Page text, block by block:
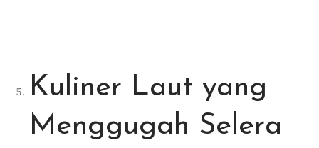
Kuliner Laut yang
Menggugah Selera